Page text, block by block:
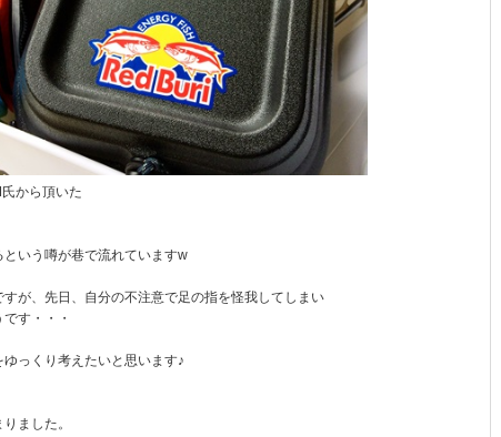
から頂いた
という噂が巷で流れていますw
が、先日、自分の不注意で足の指を怪我してしまい
す・・・
ゆっくり考えたいと思います♪
ました。